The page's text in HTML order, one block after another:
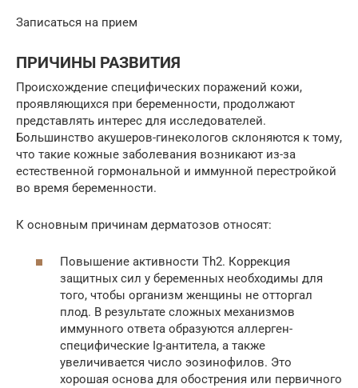
Записаться на прием
ПРИЧИНЫ РАЗВИТИЯ
Происхождение специфических поражений кожи,
проявляющихся при беременности, продолжают
представлять интерес для исследователей.
Большинство акушеров-гинекологов склоняются к тому,
что такие кожные заболевания возникают из-за
естественной гормональной и иммунной перестройкой
во время беременности.
К основным причинам дерматозов относят:
Повышение активности Th2. Коррекция
защитных сил у беременных необходимы для
того, чтобы организм женщины не отторгал
плод. В результате сложных механизмов
иммунного ответа образуются аллерген-
специфические Ig-антитела, а также
увеличивается число эозинофилов. Это
хорошая основа для обострения или первичного